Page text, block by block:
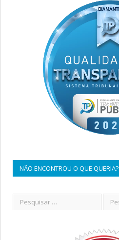
NÃO ENCONTROU O QUE QUERIA?